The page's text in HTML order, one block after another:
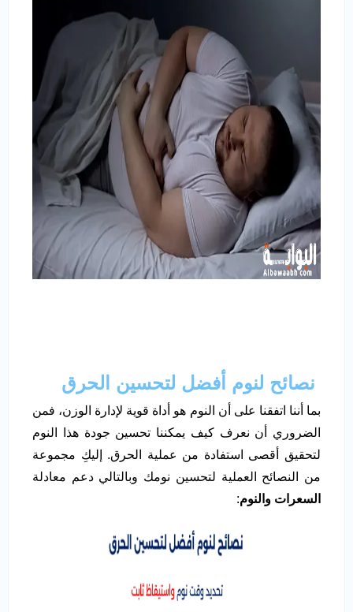
نصائح لنوم أفضل لتحسين الحرق
بما أننا اتفقنا على أن النوم هو أداة قوية لإدارة الوزن، فمن
الضروري أن نعرف كيف يمكننا تحسين جودة هذا النوم
لتحقيق أقصى استفادة من عملية الحرق. إليكِ مجموعة
من النصائح العملية لتحسين نومك وبالتالي دعم معادلة
السعرات والنوم: